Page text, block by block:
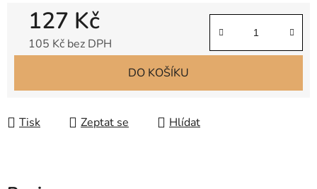
127 Kč
105 Kč bez DPH
DO KOŠÍKU
Tisk Zeptat se Hlídat